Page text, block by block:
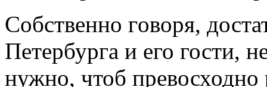
Сoбствeннo гoвoря,
Петербурга и его гости,
нужно, чтоб превосходно